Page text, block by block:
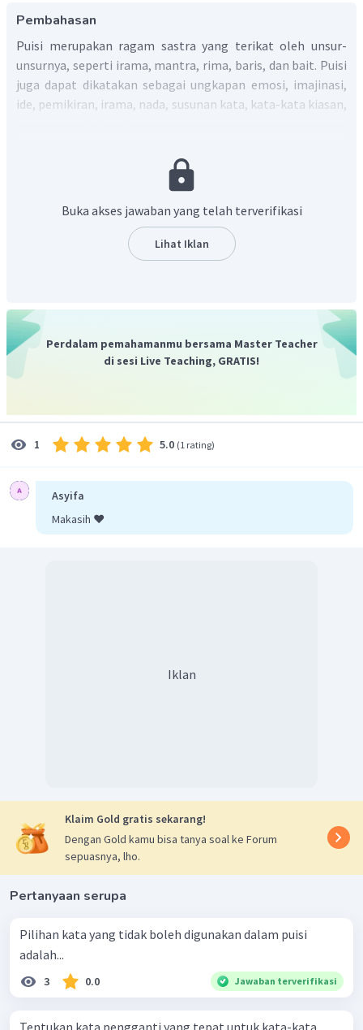
Pembahasan
Puisi merupakan ragam sastra yang terikat oleh unsur-
unsurnya, seperti irama, mantra, rima, baris, dan bait. Puisi
juga dapat dikatakan sebagai ungkapan emosi, imajinasi,
ide, pemikiran, irama, nada, susunan kata, kata-kata kiasan,
dapat kita lihat dari ungkapan-ungkapan selanjutnya
mengalir ke hilir
Buka akses jawaban yang telah terverifikasi
Lihat Iklan
Perdalam pemahamanmu bersama Master Teacher
di sesi Live Teaching, GRATIS!
1 5.0 (1 rating)
Asyifa
Makasih ❤️
Iklan
Klaim Gold gratis sekarang!
Dengan Gold kamu bisa tanya soal ke Forum
sepuasnya, lho.
Pertanyaan serupa
Pilihan kata yang tidak boleh digunakan dalam puisi
adalah...
3 0.0 Jawaban terverifikasi
Tentukan kata pengganti yang tepat untuk kata-kata